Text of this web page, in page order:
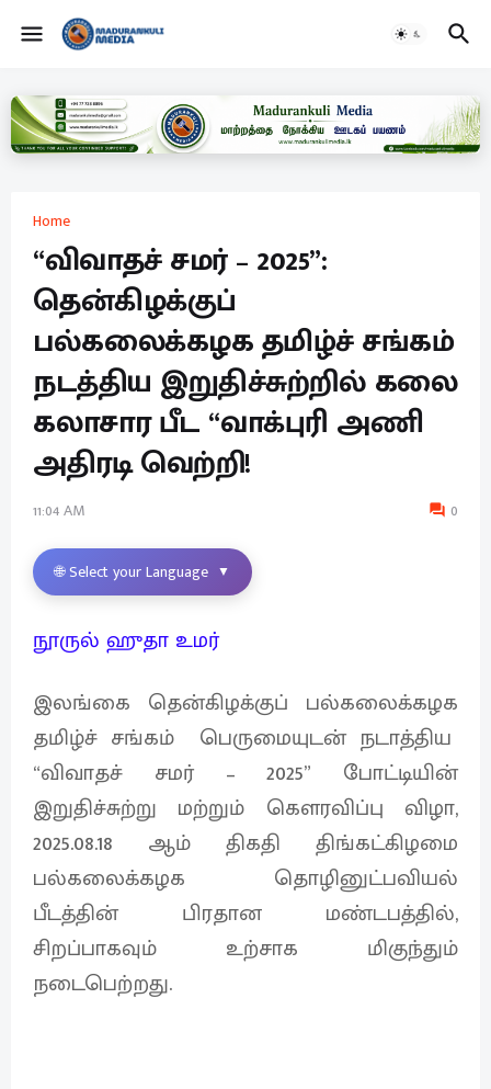
Home
“விவாதச் சமர் – 2025”:
தென்கிழக்குப்
பல்கலைக்கழக தமிழ்ச் சங்கம்
நடத்திய இறுதிச்சுற்றில் கலை
கலாசார பீட “வாக்புரி அணி
அதிரடி வெற்றி!
11:04 AM 0
🌐 Select your Language ▼
நூருல் ஹுதா உமர்
இலங்கை தென்கிழக்குப் பல்கலைக்கழக
தமிழ்ச் சங்கம் பெருமையுடன் நடாத்திய
“விவாதச் சமர் – 2025” போட்டியின்
இறுதிச்சுற்று மற்றும் கௌரவிப்பு விழா,
2025.08.18 ஆம் திகதி திங்கட்கிழமை
பல்கலைக்கழக தொழினுட்பவியல்
பீடத்தின் பிரதான மண்டபத்தில்,
சிறப்பாகவும் உற்சாக மிகுந்தும்
நடைபெற்றது.